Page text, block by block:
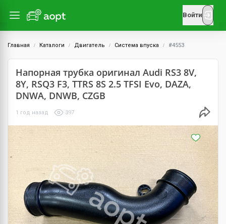
Войти
Главная Каталоги Двигатель Система впуска #4553
Напорная трубка оригинал Audi RS3 8V,
8Y, RSQ3 F3, TTRS 8S 2.5 TFSI Evo, DAZA,
DNWA, DNWB, CZGB
1 год назад 397